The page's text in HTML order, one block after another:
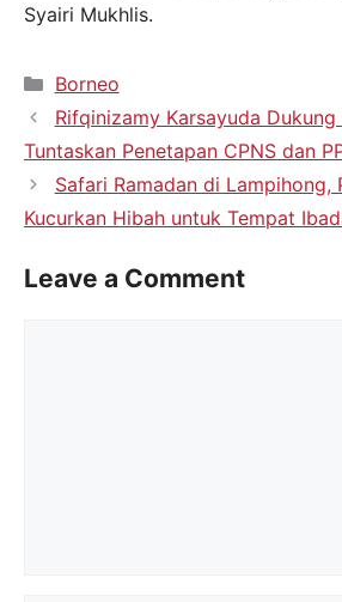
Syairi Mukhlis.
Borneo
Rifqinizamy Karsayuda Dukung
Tuntaskan Penetapan CPNS dan
Safari Ramadan di Lampihong,
Kucurkan Hibah untuk Tempat
Leave a Comment